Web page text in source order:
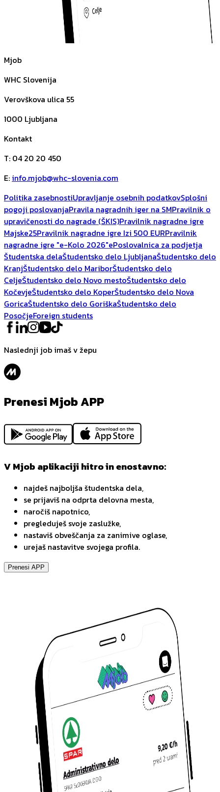
Mjob
WHC Slovenija
Verovškova ulica 55
1000 Ljubljana
Kontakt
T: 04 20 20 450
E: info.mjob@whc-slovenia.com
Politika zasebnostiUpravljanje osebnih podatkovSplošni
pogoji poslovanjaPravila nagradnih iger na SMPravilnik o
upravičenosti do nagrade (ŠKIS)Pravilnik nagradne igre
Majske25Pravilnik nagradne igre Izi 500 EURPravilnik
nagradne igre "e-Kolo 2026"ePoslovalnica za podjetja
Študentska delaŠtudentsko delo LjubljanaŠtudentsko delo
KranjŠtudentsko delo MariborŠtudentsko delo
CeljeŠtudentsko delo Novo mestoŠtudentsko delo
KočevjeŠtudentsko delo KoperŠtudentsko delo Nova
GoricaŠtudentsko delo GoriškaŠtudentsko delo
PosočjeForeign students
Naslednji job imaš v žepu
Prenesi Mjob APP
V Mjob aplikaciji hitro in enostavno:
najdeš najboljša študentska dela,
se prijaviš na odprta delovna mesta,
naročiš napotnico,
pregleduješ svoje zaslužke,
nastaviš obveščanja za zanimive oglase,
urejaš nastavitve svojega profila.
Prenesi APP